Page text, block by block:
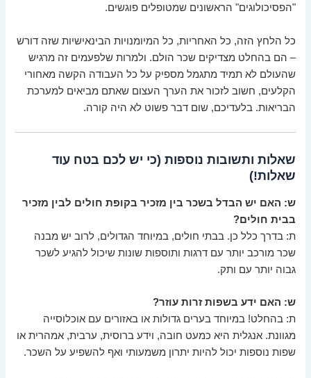
"הפסיכולוגים" הראשונים שמטופלים פוגשים.
כל הלחץ הזה, כל האחריות, כל המיומנויות הבינאישיות שזה דורש
– הם בהחלט מצדיקים שכר הולם. ולמרות שלפעמים זה מרגיש
שהעולם לא תמיד מתגמל מספיק על כל העבודה הקשה מאחורי
הקלעים, חשוב לזכור את הערך העצום שאתם מביאים למערכת
הבריאות. בלעדיכם, שום דבר פשוט לא היה קורה.
שאלות ותשובות נוספות (כי יש לכם בטח עוד
שאלות!)
ש: האם יש הבדל בשכר בין מזכיר בקופת חולים לבין מזכיר
בבית חולים?
ת: בדרך כלל כן. בבתי חולים, במיוחד הגדולים, לרוב יש מבנה
שכר מורכב יותר עם דרגות ותוספות שונות שיכול להגיע לשכר
גבוה יותר עם ותק.
ש: האם ידע בשפות זרות עוזר?
ת: בהחלט! במיוחד בערים גדולות או באזורים עם אוכלוסייה
מגוונת. אנגלית היא כמעט חובה, וידע ברוסית, ערבית, אמהרית או
שפות נוספות יכול להיות יתרון משמעותי ואף להשפיע על השכר.